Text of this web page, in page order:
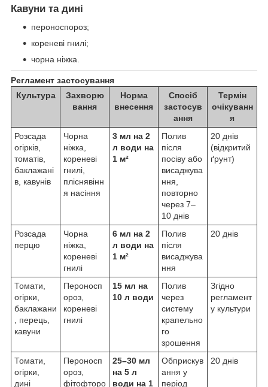
Кавуни та дині
пероноспороз;
кореневі гнилі;
чорна ніжка.
Регламент застосування
Культура
Захворю
вання
Норма
внесення
Спосіб
застосув
ання
Термін
очікуванн
я
Розсада
огірків,
томатів,
баклажані
в, кавунів
Чорна
ніжка,
кореневі
гнилі,
пліснявінн
я насіння
3 мл на 2
л води на
1 м²
Полив
після
посіву або
висаджува
ння,
повторно
через 7–
10 днів
20 днів
(відкритий
ґрунт)
Розсада
перцю
Чорна
ніжка,
кореневі
гнилі
6 мл на 2
л води на
1 м²
Полив
після
висаджува
ння
20 днів
Томати,
огірки,
баклажани
, перець,
кавуни
Пероносп
ороз,
кореневі
гнилі
15 мл на
10 л води
Полив
через
систему
крапельно
го
зрошення
Згідно
регламент
у культури
Томати,
огірки,
дині
Пероносп
ороз,
фітофторо
25–30 мл
на 5 л
води на 1
Обприскув
ання у
період
20 днів